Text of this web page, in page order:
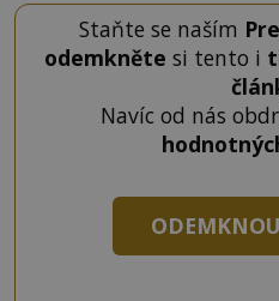
Staňte se naším
odemkněte si tento i
Navíc od nás